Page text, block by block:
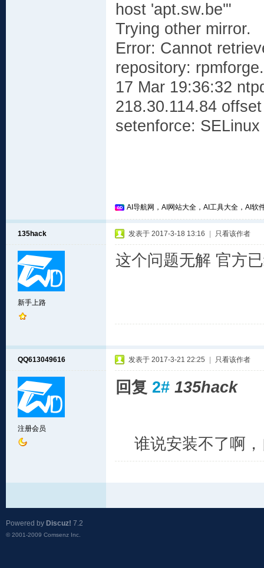
host 'apt.sw.be'"
Trying other mirror.
Error: Cannot
repository:
17 Mar 19:36:32
218.30.114.84
setenforce:
AI导航网，AI网站大全，AI工具大全，AI软
135hack
新手上路
发表于 2017-3-18 13:16 只看该作者
这个问题无解 官方
QQ613049616
注册会员
发表于 2017-3-21 22:25 只看该作者
回复 2# 135hack
谁说安装不了啊，
Powered by Discuz! 7.2
© 2001-2009 Comsenz Inc.